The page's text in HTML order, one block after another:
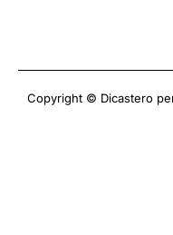
Copyright © Dicastero